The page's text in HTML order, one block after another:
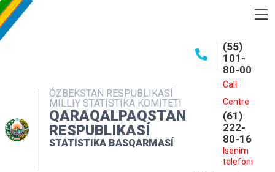
ÓZBEKSTAN RESPUBLIKASÍ
MILLIY STATISTIKA KOMITETI
QARAQALPAQSTAN
RESPUBLIKASÍ
STATISTIKA BASQARMASÍ
(55)
101-
80-00
Call
Centre
(61)
222-
80-16
Isenim
telefonı
INTERAKTIV XIZMETLER
MÁLIMLEME XIZMETI
MÚRÁJAATLAR